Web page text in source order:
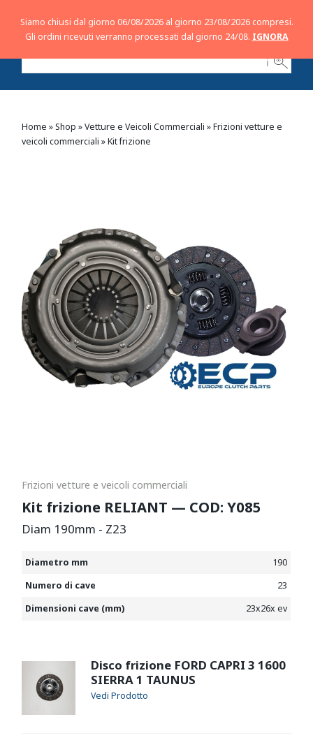
ℹ
Home »Shop »Vetture e Veicoli Commerciali »Frizioni vetture e
veicoli commerciali »Kit frizione
Frizioni vetture e veicoli commerciali
Kit frizione RELIANT — COD: Y085
Diam 190mm - Z23
Diametro mm
190
Numero di cave
23
Dimensioni cave (mm)
23x26x ev
Disco frizione FORD CAPRI 3 1600
SIERRA 1 TAUNUS
Siamo chiusi dal giorno 06/08/2026 al giorno 23/08/2026 compresi.
Gli ordini ricevuti verranno processati dal giorno 24/08. IGNORA